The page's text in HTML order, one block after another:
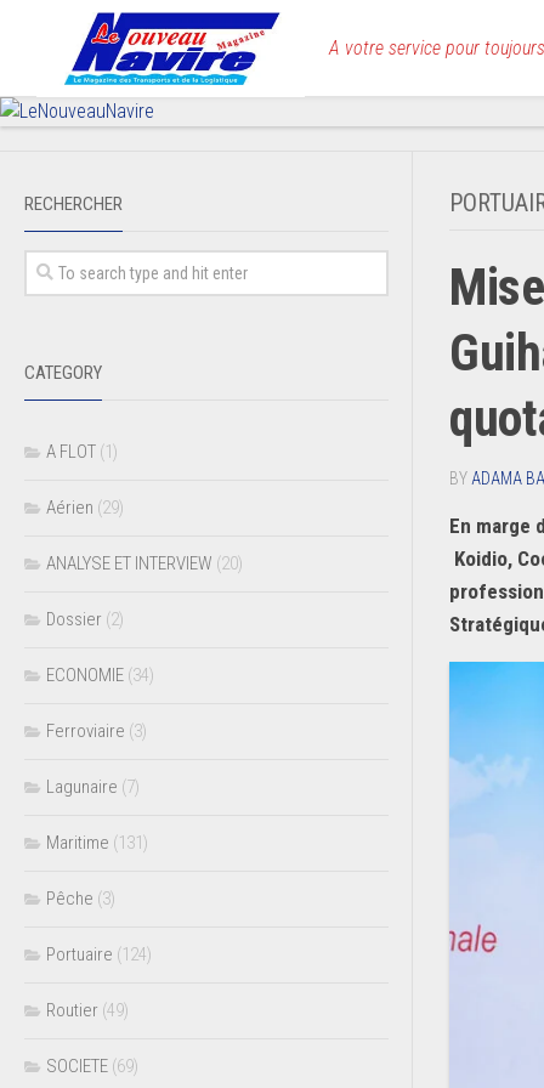
A votre service pour
BY ADAMA
En marge
Koidio,
RECHERCHER
CATEGORY
A FLOT (1)
Aérien (29)
ANALYSE ET INTERVIEW (20)
Dossier (2)
ECONOMIE (34)
Ferroviaire (3)
Lagunaire (7)
Maritime (131)
Pêche (3)
Portuaire (124)
Routier (49)
SOCIETE (69)